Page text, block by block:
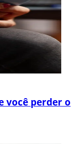
você perder o